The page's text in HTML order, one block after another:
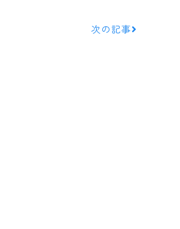
次の記事